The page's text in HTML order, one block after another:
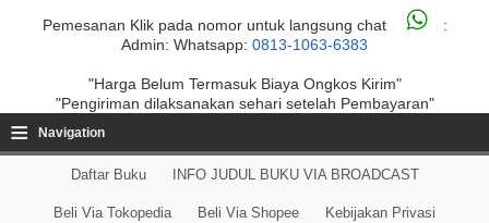
Pemesanan Klik pada nomor untuk langsung chat
:
Admin: Whatsapp: 0813-1063-6383
"Harga Belum Termasuk Biaya Ongkos Kirim"
"Pengiriman dilaksanakan sehari setelah Pembayaran"
≡ Navigation
Daftar Buku INFO JUDUL BUKU VIA BROADCAST
Beli Via Tokopedia Beli Via Shopee Kebijakan Privasi